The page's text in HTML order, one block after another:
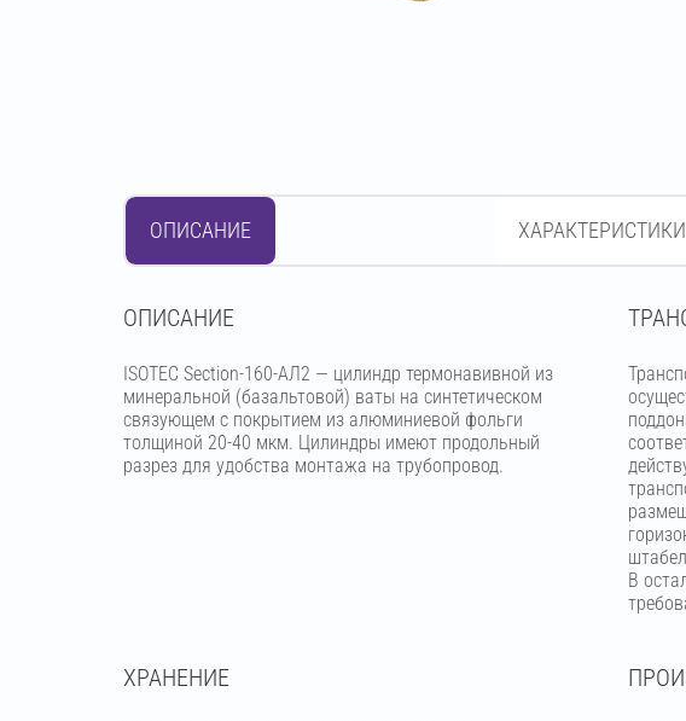
ОПИСАНИЕ ХАРАКТЕРИСТИКИ
OПИСАНИЕ
ISOTEC Section-160-АЛ2 — цилиндр термонавивной из
минеральной (базальтовой) ваты на синтетическом
связующем с покрытием из алюминиевой фольги
толщиной 20-40 мкм. Цилиндры имеют продольный
разрез для удобства монтажа на трубопровод.
В
ХРАНЕНИЕ